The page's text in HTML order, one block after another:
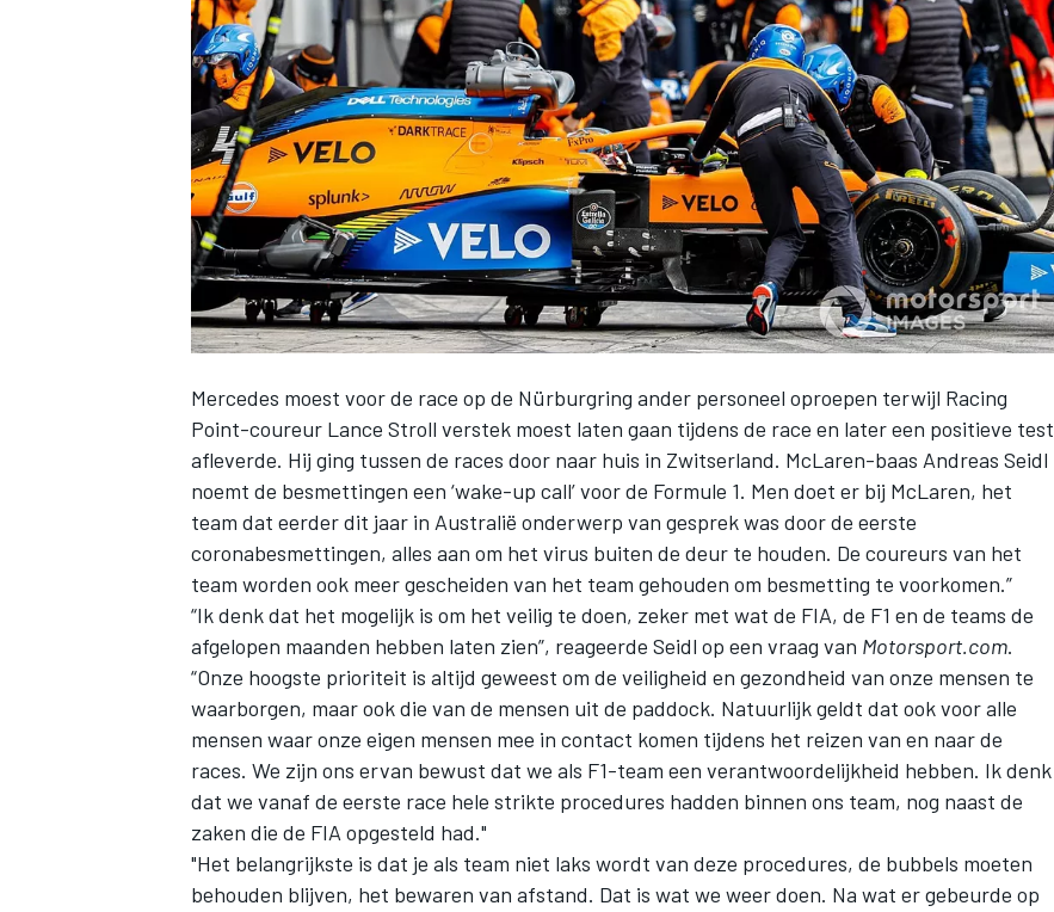
INDYCAR
WEC DTM
Mercedes moest voor de race op de Nürburgring ander personeel oproepen terwijl Racing
Point-coureur Lance Stroll verstek moest laten gaan tijdens de race en later een positieve test
afleverde. Hij ging tussen de races door naar huis in Zwitserland. McLaren-baas Andreas Seidl
noemt de besmettingen een ‘wake-up call’ voor de Formule 1. Men doet er bij McLaren, het
team dat eerder dit jaar in Australië onderwerp van gesprek was door de eerste
coronabesmettingen, alles aan om het virus buiten de deur te houden. De coureurs van het
team worden ook meer gescheiden van het team gehouden om besmetting te voorkomen.”
“Ik denk dat het mogelijk is om het veilig te doen, zeker met wat de FIA, de F1 en de teams de
afgelopen maanden hebben laten zien”, reageerde Seidl op een vraag van Motorsport.com.
“Onze hoogste prioriteit is altijd geweest om de veiligheid en gezondheid van onze mensen te
waarborgen, maar ook die van de mensen uit de paddock. Natuurlijk geldt dat ook voor alle
mensen waar onze eigen mensen mee in contact komen tijdens het reizen van en naar de
races. We zijn ons ervan bewust dat we als F1-team een verantwoordelijkheid hebben. Ik denk
dat we vanaf de eerste race hele strikte procedures hadden binnen ons team, nog naast de
zaken die de FIA opgesteld had."
"Het belangrijkste is dat je als team niet laks wordt van deze procedures, de bubbels moeten
behouden blijven, het bewaren van afstand. Dat is wat we weer doen. Na wat er gebeurde op